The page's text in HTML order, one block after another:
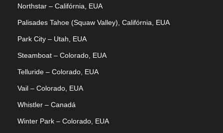
Northstar – Califórnia, EUA
Palisades Tahoe (Squaw Valley), Califórnia, EUA
Park City – Utah, EUA
Steamboat – Colorado, EUA
Telluride – Colorado, EUA
Vail – Colorado, EUA
Whistler – Canadá
Winter Park – Colorado, EUA